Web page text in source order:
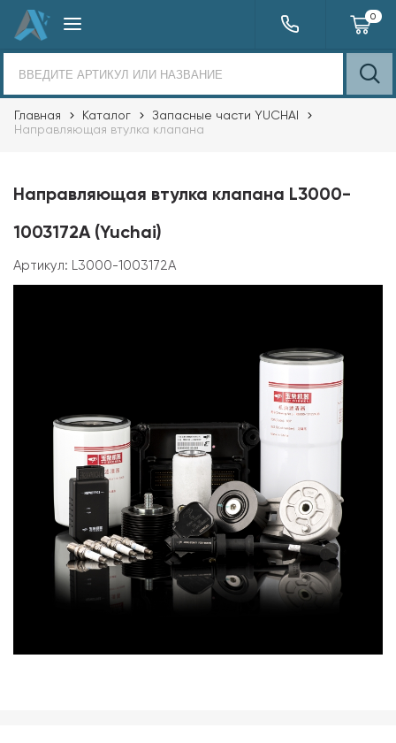
0
Главная Каталог
Запасные части YUCHAI
Направляющая втулка клапана
Направляющая втулка клапана L3000-
1003172A (Yuchai)
Артикул: L3000-1003172A